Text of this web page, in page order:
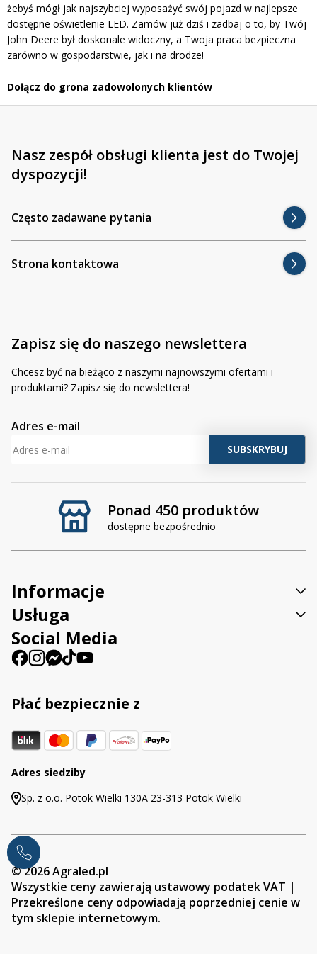
żebyś mógł jak najszybciej wyposażyć swój pojazd w najlepsze
dostępne oświetlenie LED. Zamów już dziś i zadbaj o to, by Twój
John Deere był doskonale widoczny, a Twoja praca bezpieczna
zarówno w gospodarstwie, jak i na drodze!
Dołącz do grona zadowolonych klientów
Ponad 450 produktów
dostępne bezpośrednio
Nasz zespół obsługi klienta jest do Twojej
dyspozycji!
Często zadawane pytania
Strona kontaktowa
Zapisz się do naszego newslettera
Chcesz być na bieżąco z naszymi najnowszymi ofertami i
produktami? Zapisz się do newslettera!
Adres e-mail
Informacje
Usługa
Social Media
Płać bezpiecznie z
Adres siedziby
Sp. z o.o. Potok Wielki 130A 23-313 Potok Wielki
© 2026 Agraled.pl
Wszystkie ceny zawierają ustawowy podatek VAT |
Przekreślone ceny odpowiadają poprzedniej cenie w
tym sklepie internetowym.